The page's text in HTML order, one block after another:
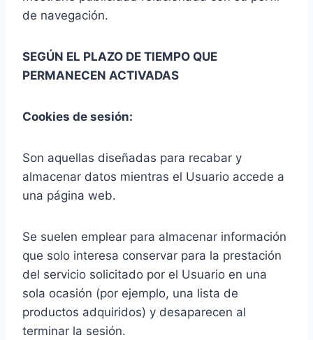
de navegación.
SEGÚN EL PLAZO DE TIEMPO QUE
PERMANECEN ACTIVADAS
Cookies de sesión:
Son aquellas diseñadas para recabar y
almacenar datos mientras el Usuario accede a
una página web.
Se suelen emplear para almacenar información
que solo interesa conservar para la prestación
del servicio solicitado por el Usuario en una
sola ocasión (por ejemplo, una lista de
productos adquiridos) y desaparecen al
terminar la sesión.